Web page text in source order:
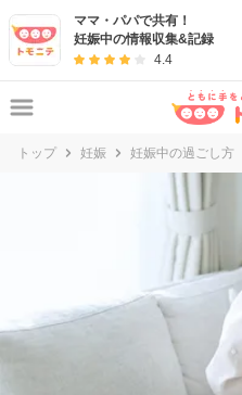
ママ・パパで共有！
妊娠中の情報収集&記録
4.4
トップ 妊娠 妊娠中の過ごし方